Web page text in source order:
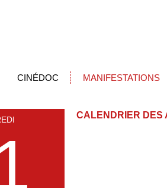
CINÉDOC MANIFESTATIONS
CALENDRIER DES